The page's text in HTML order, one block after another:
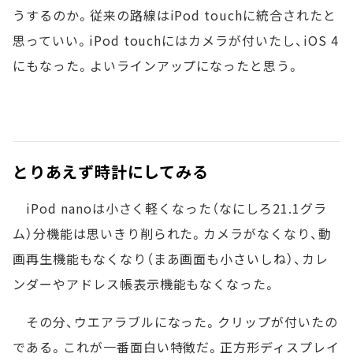
うするのか。従来の路線はiPod touchに統合されたと
思っていい。iPod touchにはカメラが付いたし、iOS 4
にもなった。よいラインアップになったと思う。
とりあえず時計にしてみる
iPod nanoは小さく軽くなった（なにしろ21.1グラ
ム）分機能は思いきり削られた。カメラがなくなり、動
画再生機能もなくなり（まあ画面も小さいしね）、カレ
ンダーやアドレス帳表示機能もなくなった。
その分、ウエアラブルになった。クリップが付いたの
である。これが一番面白い特徴だ。正方形ディスプレイ